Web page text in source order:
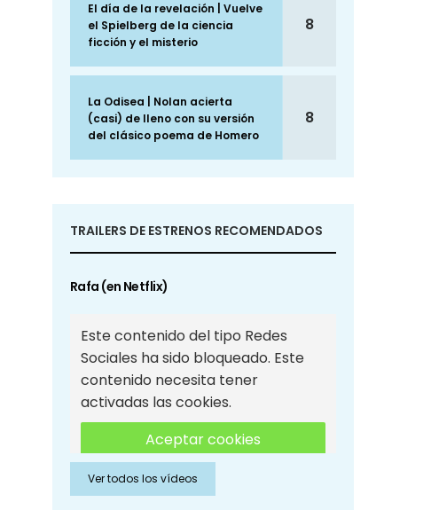
El día de la revelación | Vuelve
el Spielberg de la ciencia
ficción y el misterio
8
La Odisea | Nolan acierta
(casi) de lleno con su versión
del clásico poema de Homero
8
TRAILERS DE ESTRENOS RECOMENDADOS
Rafa (en Netflix)
Este contenido del tipo Redes
Sociales ha sido bloqueado. Este
contenido necesita tener
activadas las cookies.
Aceptar cookies
Aceptar cookies de Redes
Sociales
Ver todos los vídeos